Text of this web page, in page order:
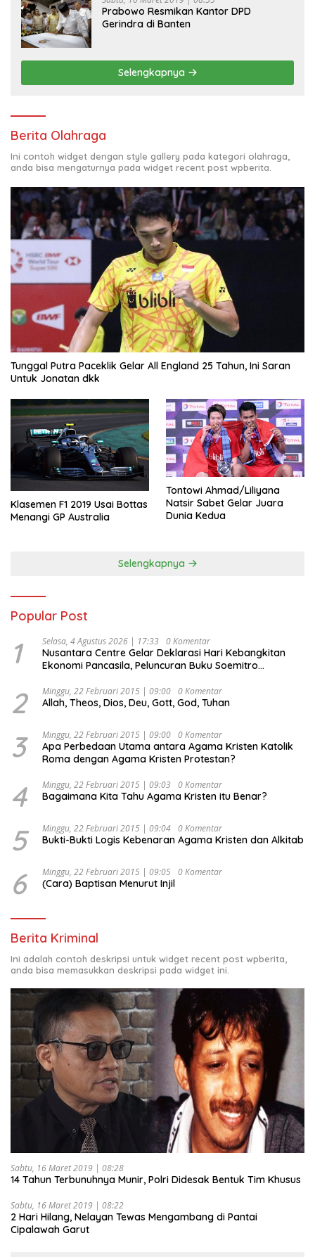
Prabowo Resmikan Kantor DPD
Gerindra di Banten
Selengkapnya
Berita Olahraga
Ini contoh widget dengan style gallery pada kategori olahraga,
anda bisa mengaturnya pada widget recent post wpberita.
Tunggal Putra Paceklik Gelar All England 25 Tahun, Ini Saran
Untuk Jonatan dkk
Klasemen F1 2019 Usai Bottas
Menangi GP Australia
Tontowi Ahmad/Liliyana
Natsir Sabet Gelar Juara
Dunia Kedua
Selengkapnya
Popular Post
1 Selasa, 4 Agustus 2026 | 17:33 0 Komentar
Nusantara Centre Gelar Deklarasi Hari Kebangkitan
Ekonomi Pancasila, Peluncuran Buku Soemitro
Ekonomi Politik Indonesia) & Simposium Nasional
“Urgensi Undang-Undang Perekonomian Nasional dan
Indonesia Emas 2045”,
2 Minggu, 22 Februari 2015 | 09:00 0 Komentar
Allah, Theos, Dios, Deu, Gott, God, Tuhan
3 Minggu, 22 Februari 2015 | 09:00 0 Komentar
Apa Perbedaan Utama antara Agama Kristen Katolik
Roma dengan Agama Kristen Protestan?
4 Minggu, 22 Februari 2015 | 09:03 0 Komentar
Bagaimana Kita Tahu Agama Kristen itu Benar?
5 Minggu, 22 Februari 2015 | 09:04 0 Komentar
Bukti-Bukti Logis Kebenaran Agama Kristen dan Alkitab
6 Minggu, 22 Februari 2015 | 09:05 0 Komentar
(Cara) Baptisan Menurut Injil
Berita Kriminal
Ini adalah contoh deskripsi untuk widget recent post wpberita,
anda bisa memasukkan deskripsi pada widget ini.
Sabtu, 16 Maret 2019 | 08:28
14 Tahun Terbunuhnya Munir, Polri Didesak Bentuk Tim Khusus
Sabtu, 16 Maret 2019 | 08:22
2 Hari Hilang, Nelayan Tewas Mengambang di Pantai
Cipalawah Garut